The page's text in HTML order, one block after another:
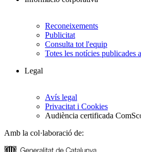
Reconeixements
Publicitat
Consulta tot l'equip
Totes les notícies publicades
Legal
Avís legal
Privacitat i Cookies
Audiència certificada
Amb la col·laboració de: